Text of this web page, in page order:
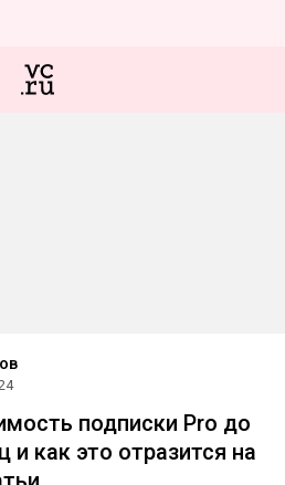
подписки Pro до
и как это отразится на